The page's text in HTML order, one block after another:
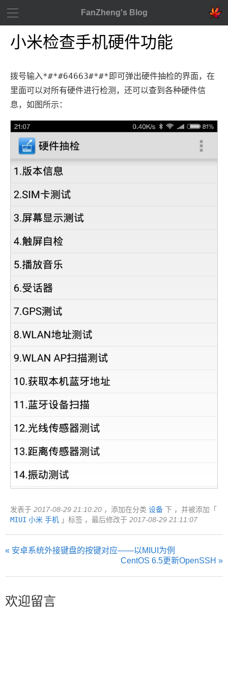
FanZheng's Blog
小米检查手机硬件功能
拨号输入*#*#64663#*#* 即可弹出硬件抽检的界面，在
里面可以对所有硬件进行检测，还可以查到各种硬件信
息，如图所示：
发表于 2017-08-29 21:10:20 ，添加在分类 设备 下 ，并被添加「
MIUI 小米 手机 」标签 ，最后修改于 2017-08-29 21:11:07
« 安卓系统外接键盘的按键对应——以MIUI为例
CentOS 6.5更新OpenSSH »
欢迎留言